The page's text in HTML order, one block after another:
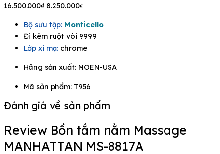
16.500.000₫ 8.250.000₫
Bộ sưu tập: Monticello
Đi kèm ruột vòi 9999
Lớp xi mạ: chrome
Hãng sản xuất: MOEN-USA
Mã sản phẩm: T956
Đánh giá về sản phẩm
Review Bồn tắm nằm Massage
MANHATTAN MS-8817A